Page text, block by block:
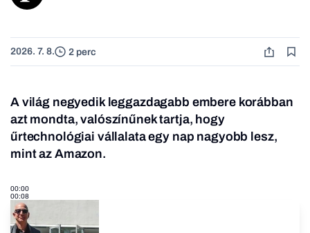
2026. 7. 8. 2 perc
A világ negyedik leggazdagabb embere korábban
azt mondta, valószínűnek tartja, hogy
űrtechnológiai vállalata egy nap nagyobb lesz,
mint az Amazon.
00:00
00:08